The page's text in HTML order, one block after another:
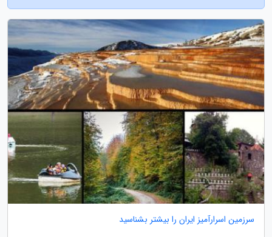
سرزمین اسرارآمیز ایران را بیشتر بشناسید